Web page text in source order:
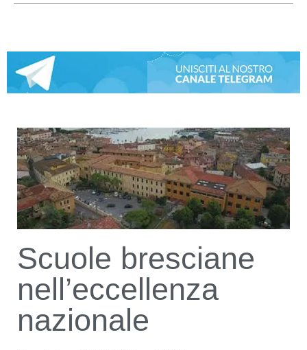
Scuole bresciane
nell’eccellenza
nazionale